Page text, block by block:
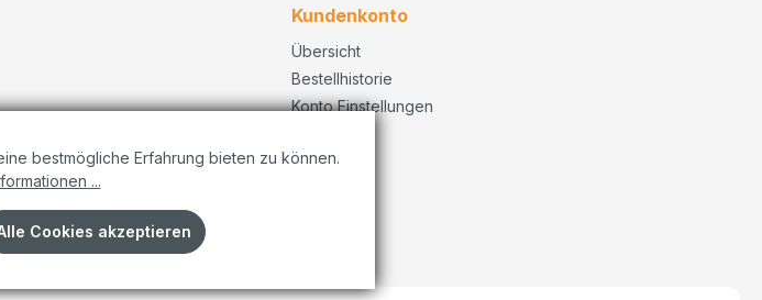
Kundenkonto
Übersicht
Bestellhistorie
Konto Einstellungen
bestmögliche Erfahrung bieten zu können.
...
Cookies akzeptieren